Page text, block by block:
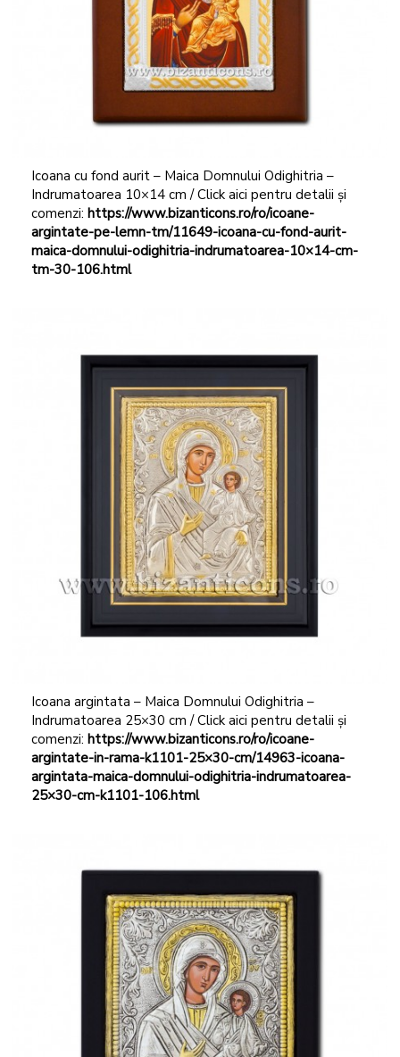
Icoana cu fond aurit – Maica Domnului Odighitria –
Indrumatoarea 10×14 cm / Click aici pentru detalii și
comenzi: https://www.bizanticons.ro/ro/icoane-
argintate-pe-lemn-tm/11649-icoana-cu-fond-aurit-
maica-domnului-odighitria-indrumatoarea-10×14-cm-
tm-30-106.html
Icoana argintata – Maica Domnului Odighitria –
Indrumatoarea 25×30 cm / Click aici pentru detalii și
comenzi: https://www.bizanticons.ro/ro/icoane-
argintate-in-rama-k1101-25×30-cm/14963-icoana-
argintata-maica-domnului-odighitria-indrumatoarea-
25×30-cm-k1101-106.html